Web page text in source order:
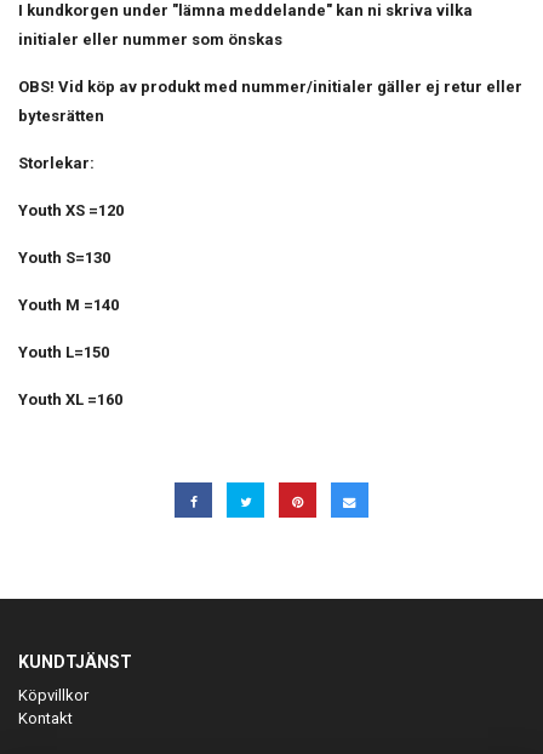
I kundkorgen under "lämna meddelande" kan ni skriva vilka
initialer eller nummer som önskas
OBS! Vid köp av produkt med nummer/initialer gäller ej retur eller
bytesrätten
Storlekar:
Youth XS =120
Youth S=130
Youth M =140
Youth L=150
Youth XL =160
KUNDTJÄNST
Köpvillkor
Kontakt